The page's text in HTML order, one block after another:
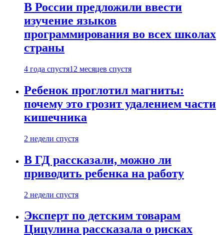
В России предложили ввести
изучение языков
программирования во всех школах
страны
4 года спустя12 месяцев спустя
Ребенок проглотил магниты:
почему это грозит удалением части
кишечника
2 недели спустя
В ГД рассказали, можно ли
приводить ребенка на работу
2 недели спустя
Эксперт по детским товарам
Цицулина рассказала о рисках